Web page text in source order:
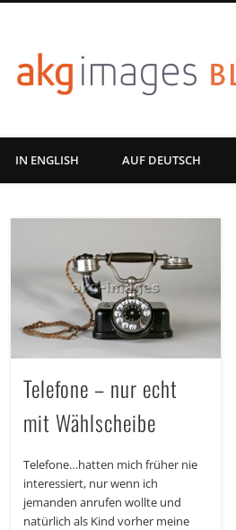
Art | Culture | History
IN ENGLISH AUF DEUTSCH
Telefone – nur echt
mit Wählscheibe
Telefone…hatten mich früher nie
interessiert, nur wenn ich
jemanden anrufen wollte und
natürlich als Kind vorher meine